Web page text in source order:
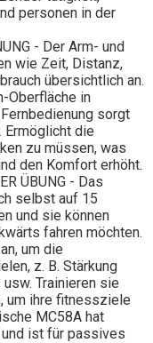
personen in der
- Der Arm- und
wie Zeit, Distanz,
übersichtlich an.
Oberfläche in
sorgt
Ermöglicht die
zu müssen, was
den Komfort erhöht.
ÜBUNG - Das
selbst auf 15
und sie können
fahren möchten.
um die
z. B. Stärkung
Trainieren sie
um ihre fitnessziele
MC58A hat
ist für passives